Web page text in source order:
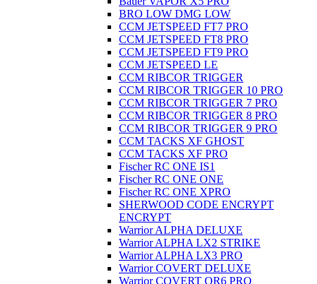
BRO LOW DMG LOW
CCM JETSPEED FT7 PRO
CCM JETSPEED FT8 PRO
CCM JETSPEED FT9 PRO
CCM JETSPEED LE
CCM RIBCOR TRIGGER
CCM RIBCOR TRIGGER 10 PRO
CCM RIBCOR TRIGGER 7 PRO
CCM RIBCOR TRIGGER 8 PRO
CCM RIBCOR TRIGGER 9 PRO
CCM TACKS XF GHOST
CCM TACKS XF PRO
Fischer RC ONE IS1
Fischer RC ONE ONE
Fischer RC ONE XPRO
SHERWOOD CODE ENCRYPT
ENCRYPT
Warrior ALPHA DELUXE
Warrior ALPHA LX2 STRIKE
Warrior ALPHA LX3 PRO
Warrior COVERT DELUXE
Warrior COVERT QR6 PRO